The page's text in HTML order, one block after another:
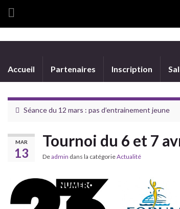
Accueil Partenaires Inscription
Séance du 12 mars : pas d’entrainement jeune
MAR
13
Tournoi du 6 et 7
Deadmin dans la catégorieActualité